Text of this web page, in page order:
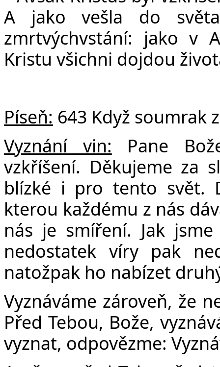
A jako vešla do
zmrtvýchvstání: jako v
Kristu všichni dojdou
Píseň: 643 Když soumrak
Vyznání vin: Pane
vzkříšení. Děkujeme za
blízké i pro tento svět.
kterou každému z nás
nás je smíření. Jak
nedostatek víry pak
natožpak ho nabízet
Vyznáváme zároveň, že
Před Tebou, Bože,
vyznat, odpovězme: